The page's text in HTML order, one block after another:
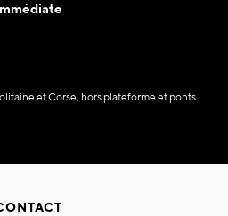
et Corse, hors plateforme et ponts